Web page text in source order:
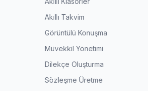
Akıllı Takvim
Görüntülü Konuşma
Müvekkil Yönetimi
Dilekçe Oluşturma
Sözleşme Üretme